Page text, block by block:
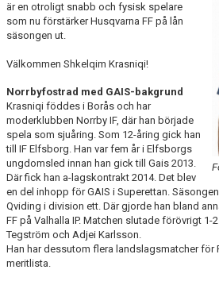
är en otroligt snabb och fysisk spelare
som nu förstärker Husqvarna FF på lån
säsongen ut.
Välkommen Shkelqim Krasniqi!
Norrbyfostrad med GAIS-bakgrund
Krasniqi föddes i Borås och har
moderklubben Norrby IF, där han började
spela som sjuåring. Som 12-åring gick han
till IF Elfsborg. Han var fem år i Elfsborgs
ungdomsled innan han gick till Gais 2013.
Där fick han a-lagskontrakt 2014. Det blev
en del inhopp för GAIS i Superettan.
Qviding i division ett. Där gjorde han bland
FF på Valhalla IP. Matchen slutade förövrigt 1-
Tegström och Adjei Karlsson.
Han har dessutom flera landslagsmatcher för
meritlista.